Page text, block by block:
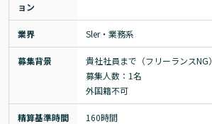
ョン
業界 Sler・業務系
募集背景
貴社社員まで（フリーランスNG）
募集人数：1名
外国籍不可
精算基準時間 160時間